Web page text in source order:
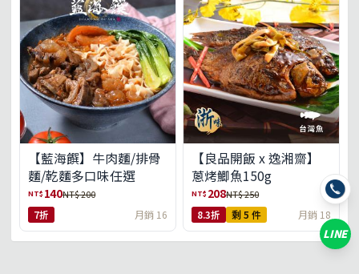
【藍海饌】牛肉麵/排骨
麵/乾麵多口味任選
NT$ 140NT$ 200
7折 月銷 16
【良品開飯 x 逸湘齋】
蔥烤鯽魚150g
NT$ 208NT$ 250
8.3折 剩 5 件 月銷 18
LINE